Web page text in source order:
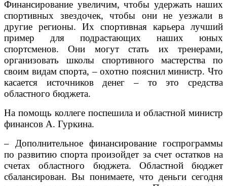
Финансирование увеличим, чтобы удержать наших
спортивных звездочек, чтобы они не уезжали в
другие регионы. Их спортивная карьера лучший
пример для подрастающих наших юных
спортсменов. Они могут стать их тренерами,
организовать школы спортивного мастерства по
своим видам спорта, – охотно пояснил министр. Что
касается источников денег – то это средства
областного бюджета.
На помощь коллеге поспешила и областной министр
финансов А. Гуркина.
– Дополнительное финансирование госпрограммы
по развитию спорта произойдет за счет остатков на
счетах областного бюджета. Областной бюджет
сбалансирован. Вы понимаете, что деньги сегодня